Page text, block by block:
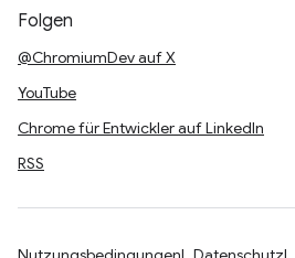
Folgen
@ChromiumDev auf X
YouTube
Chrome für Entwickler auf LinkedIn
RSS